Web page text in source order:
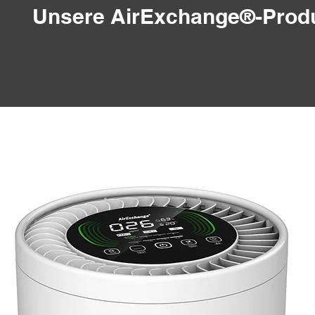
Unsere AirExchange®-